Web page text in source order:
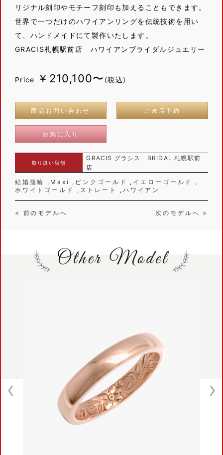
リジナル刻印やモチーフ刻印も加えることもできます。
世界で一つだけのハワイアンリングを伝統技術を用い
て、ハンドメイドにて製作いたします。
GRACIS札幌駅前店 ハワイアンブライダルジュエリー
Price ￥210,100〜 (税込)
商品お問い合わせ ご来店予約
お気に入り
取り扱い店舗
GRACIS グラシス BRIDAL 札幌駅前
店
結婚指輪
Maxi ピンクゴールド
イエローゴールド
ホワイトゴールド
ストレート ハワイアン
< 前のモデルへ 次のモデルへ >